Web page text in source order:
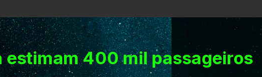
400 mil passageiros